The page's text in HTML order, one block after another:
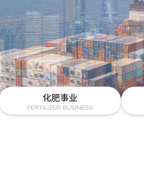
化肥事业
FERTILIZER BUSINESS